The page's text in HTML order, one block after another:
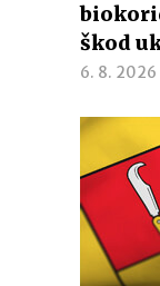
škod
6. 8. 2026